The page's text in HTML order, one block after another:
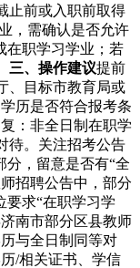
止前或入职前取得
，需确认是否允许
在职学习学业；若
三、操作建议提前
、目标市教育局或
历是否符合报考条
：非全日制在职学
待。关注招考公告
分，留意是否有“全
招聘公告中，部分
要求“在职学习学
南市部分区县教师
与全日制同等对
/相关证书、学信